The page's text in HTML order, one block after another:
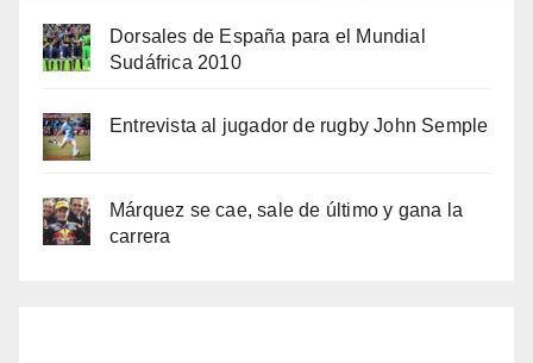
Dorsales de España para el Mundial
Sudáfrica 2010
Entrevista al jugador de rugby John Semple
Márquez se cae, sale de último y gana la
carrera